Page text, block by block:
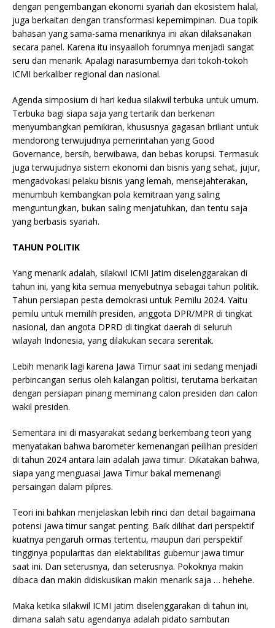
dengan pengembangan ekonomi syariah dan ekosistem halal,
juga berkaitan dengan transformasi kepemimpinan. Dua topik
bahasan yang sama-sama menariknya ini akan dilaksanakan
secara panel. Karena itu insyaalloh forumnya menjadi sangat
seru dan menarik. Apalagi narasumbernya dari tokoh-tokoh
ICMI berkaliber regional dan nasional.
Agenda simposium di hari kedua silakwil terbuka untuk umum.
Terbuka bagi siapa saja yang tertarik dan berkenan
menyumbangkan pemikiran, khususnya gagasan briliant untuk
mendorong terwujudnya pemerintahan yang Good
Governance, bersih, berwibawa, dan bebas korupsi. Termasuk
juga terwujudnya sistem ekonomi dan bisnis yang sehat, jujur,
mengadvokasi pelaku bisnis yang lemah, mensejahterakan,
menumbuh kembangkan pola kemitraan yang saling
menguntungkan, bukan saling menjatuhkan, dan tentu saja
yang berbasis syariah.
TAHUN POLITIK
Yang menarik adalah, silakwil ICMI Jatim diselenggarakan di
tahun ini, yang kita semua menyebutnya sebagai tahun politik.
Tahun persiapan pesta demokrasi untuk Pemilu 2024. Yaitu
pemilu untuk memilih presiden, anggota DPR/MPR di tingkat
nasional, dan angota DPRD di tingkat daerah di seluruh
wilayah Indonesia, yang dilakukan secara serentak.
Lebih menarik lagi karena Jawa Timur saat ini sedang menjadi
perbincangan serius oleh kalangan politisi, terutama berkaitan
dengan persiapan pinang meminang calon presiden dan calon
wakil presiden.
Sementara ini di masyarakat sedang berkembang teori yang
menyatakan bahwa barometer kemenangan peilihan presiden
di tahun 2024 antara lain adalah jawa timur. Dikatakan bahwa,
siapa yang menguasai Jawa Timur bakal memenangi
persaingan dalam pilpres.
Teori ini bahkan menjelaskan lebih rinci dan detail bagaimana
potensi jawa timur sangat penting. Baik dilihat dari perspektif
kuatnya pengaruh ormas tertentu, maupun dari perspektif
tingginya popularitas dan elektabilitas gubernur jawa timur
saat ini. Dan seterusnya, dan seterusnya. Pokoknya makin
dibaca dan makin didiskusikan makin menarik saja … hehehe.
Maka ketika silakwil ICMI jatim diselenggarakan di tahun ini,
dimana salah satu agendanya adalah pidato sambutan